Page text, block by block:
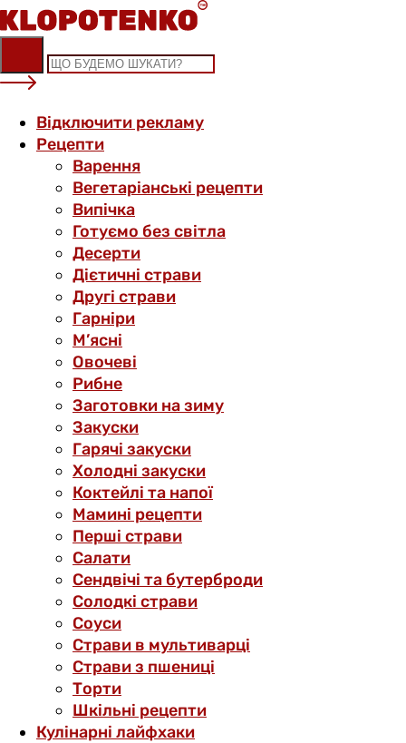
Skip
to
content
Відключити рекламу
Рецепти
Варення
Вегетаріанські рецепти
Випічка
Готуємо без світла
Десерти
Дієтичні страви
Другі страви
Гарніри
М’ясні
Овочеві
Рибне
Заготовки на зиму
Закуски
Гарячі закуски
Холодні закуски
Коктейлі та напої
Мамині рецепти
Перші страви
Салати
Сендвічі та бутерброди
Солодкі страви
Соуси
Страви в мультиварці
Страви з пшениці
Торти
Шкільні рецепти
Кулінарні лайфхаки